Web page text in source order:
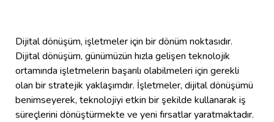
Dijital dönüşüm, işletmeler için bir dönüm noktasıdır.
Dijital dönüşüm, günümüzün hızla gelişen teknolojik
ortamında işletmelerin başarılı olabilmeleri için gerekli
olan bir stratejik yaklaşımdır. İşletmeler, dijital dönüşümü
benimseyerek, teknolojiyi etkin bir şekilde kullanarak iş
süreçlerini dönüştürmekte ve yeni fırsatlar yaratmaktadır.